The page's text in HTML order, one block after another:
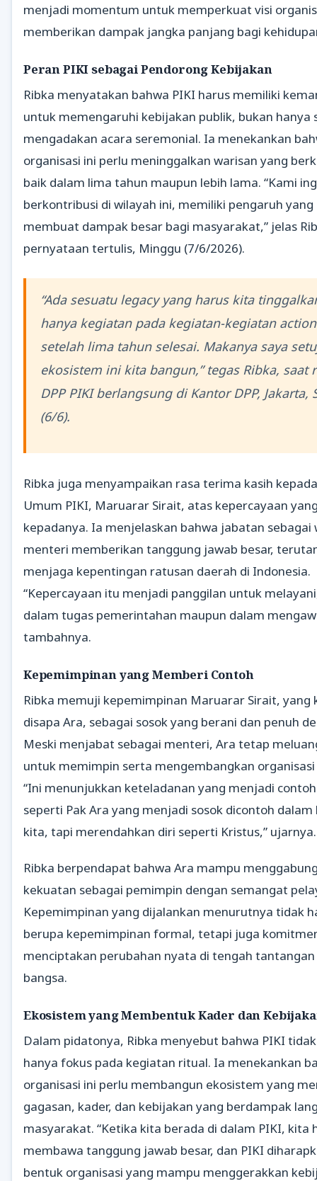
menjadi momentum untuk memperkuat visi
memberikan dampak jangka panjang bagi
Peran PIKI sebagai Pendorong Kebijakan
Ribka menyatakan bahwa PIKI harus memiliki
untuk memengaruhi kebijakan publik, bukan hanya
mengadakan acara seremonial. Ia menekankan
organisasi ini perlu meninggalkan warisan yang
baik dalam lima tahun maupun lebih lama. “Kami
berkontribusi di wilayah ini, memiliki pengaruh
membuat dampak besar bagi masyarakat,” jelas
pernyataan tertulis, Minggu (7/6/2026).
“Ada sesuatu legacy yang harus kita
hanya kegiatan pada kegiatan-kegiatan
setelah lima tahun selesai. Makanya saya
ekosistem ini kita bangun,” tegas Ribka, saat
DPP PIKI berlangsung di Kantor DPP, Jakarta,
(6/6).
Ribka juga menyampaikan rasa terima kasih
Umum PIKI, Maruarar Sirait, atas kepercayaan
kepadanya. Ia menjelaskan bahwa jabatan sebagai
menteri memberikan tanggung jawab besar,
menjaga kepentingan ratusan daerah di Indonesia.
“Kepercayaan itu menjadi panggilan untuk
dalam tugas pemerintahan maupun dalam
tambahnya.
Kepemimpinan yang Memberi Contoh
Ribka memuji kepemimpinan Maruarar Sirait, yang
disapa Ara, sebagai sosok yang berani dan penuh
Meski menjabat sebagai menteri, Ara tetap
untuk memimpin serta mengembangkan
“Ini menunjukkan keteladanan yang menjadi
seperti Pak Ara yang menjadi sosok dicontoh dalam
kita, tapi merendahkan diri seperti Kristus,” ujarnya.
Ribka berpendapat bahwa Ara mampu
kekuatan sebagai pemimpin dengan semangat
Kepemimpinan yang dijalankan menurutnya tidak
berupa kepemimpinan formal, tetapi juga
menciptakan perubahan nyata di tengah
bangsa.
Ekosistem yang Membentuk Kader dan
Dalam pidatonya, Ribka menyebut bahwa PIKI
hanya fokus pada kegiatan ritual. Ia menekankan
organisasi ini perlu membangun ekosistem yang
gagasan, kader, dan kebijakan yang berdampak
masyarakat. “Ketika kita berada di dalam PIKI, kita
membawa tanggung jawab besar, dan PIKI
bentuk organisasi yang mampu menggerakkan